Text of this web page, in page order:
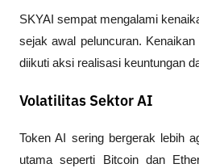
SKYAI sempat mengalami
sejak awal peluncuran.
diikuti aksi realisasi keuntungan
Volatilitas Sektor AI
Token AI sering bergerak lebih
utama seperti Bitcoin dan